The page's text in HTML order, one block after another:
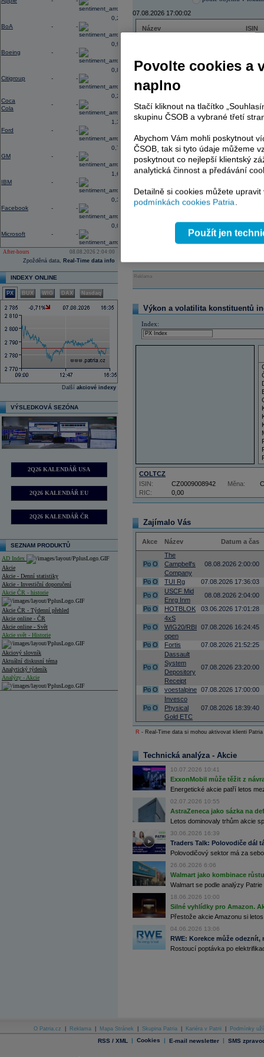
BoA - -
0,27
Boeing - -
0,96
Citigroup - -
0,88
Coca
Cola
- -
0,23
Ford - -
1,38
GM - -
0,74
IBM - -
1,65
Facebook - -
0,37
Microsoft - -
0,03
After-hours
08.08.2026 2:04:00
Zpožděná data, Real-Time data info
INDEXY ONLINE
PX BUX WIG DAX Nasdaq
Další akciové indexy
VÝSLEDKOVÁ SEZÓNA
2Q26 KALENDÁŘ USA
2Q26 KALENDÁŘ EU
2Q26 KALENDÁŘ ČR
SEZNAM PRODUKTŮ
AD Index
Akcie
Akcie - Denní statistiky
Akcie - Investiční doporučení
Akcie ČR - historie
Akcie ČR - Týdenní přehled
Akcie online - ČR
Akcie online - Svět
Akcie svět - Historie
Akciový slovník
Aktuální diskusní téma
Analytický týdeník
Analýzy - Akcie
Databanka - Ceny
07.08.2026 17:00:02
Název
ISIN
ERSTE BANK
TMR
AD index - vývoj
Region
Reklama
Výkon a volatilita konstituentů
Index:
COLTCZ
RIC: 0,00
ISIN: CZ0009008942 Měna:
Zajímalo Vás
Akce Název Datum a čas
Po O
The
Campbell's
Company
08.08.2026 2:00:00
Po O TUI Rg
07.08.2026 17:36:03
Po O
USCF Mid
Enrg Inm
08.08.2026 2:04:00
Po O HOTBLOK 03.06.2026 17:01:28
Po O
4xS
WIG20/RBI
open
07.08.2026 16:24:45
Po O Fortis 07.08.2026 21:52:25
Po O
Dassault
System
Depository
Receipt
07.08.2026 23:20:00
Po O voestalpine 07.08.2026 17:00:00
Po O
Invesco
Physical
Gold ETC
07.08.2026 18:39:40
R - Real-Time data si mohou aktivovat klienti
Technická analýza - Akcie
10.07.2026 10:41
ExxonMobil může těžit z
Energetické akcie patří letos
02.07.2026 10:55
AstraZeneca jako sázka na
Letos dominovaly trhům akcie
30.06.2026 16:39
Traders Talk: Polovodiče dál
Polovodičový sektor má za
26.06.2026 6:06
Walmart jako kombinace
Walmart se podle analýzy
18.06.2026 10:00
Silné vyhlídky pro Amazon.
Přestože akcie Amazonu si
04.06.2026 13:06
RWE: Korekce může
Rostoucí poptávka po
O Patria.cz Reklama Mapa Stránek Skupina Patria Kariéra v Patrii Podmínky
RSS / XML | Cookies | E-mail newsletter | SMS
Povolte cookies a
naplno
Stačí kliknout na tlačítko
skupinu ČSOB a vybrané třetí
Abychom Vám mohli poskytnout
ČSOB, tak si tyto údaje můžeme
poskytnout co nejlepší klientský
analytická činnost a předávání
Detailně si cookies můžete
podmínkách cookies Patria.
Použít jen